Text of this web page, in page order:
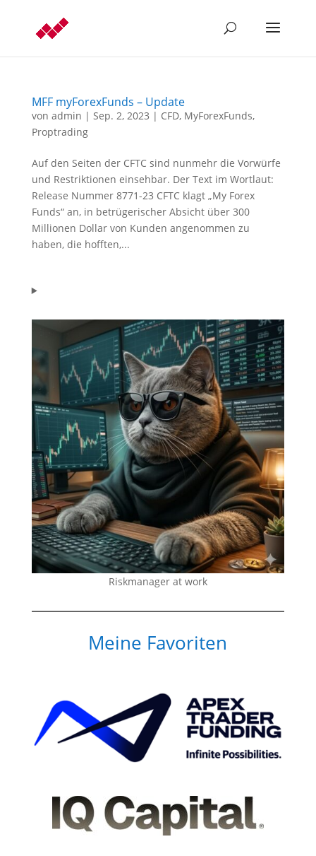
MFF myForexFunds – Update
von admin | Sep. 2, 2023 | CFD, MyForexFunds,
Proptrading
Auf den Seiten der CFTC sind nunmehr die Vorwürfe
und Restriktionen einsehbar. Der Text im Wortlaut:
Release Nummer 8771-23 CFTC klagt „My Forex
Funds“ an, in betrügerischer Absicht über 300
Millionen Dollar von Kunden angenommen zu
haben, die hofften,...
Riskmanager at work
Meine Favoriten